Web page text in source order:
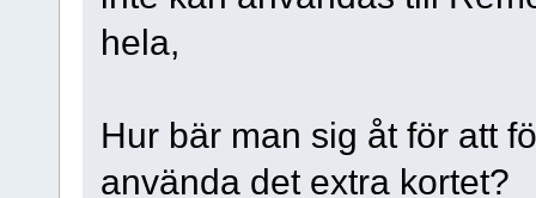
hela,
Hur bär man sig åt för att
använda det extra kortet?